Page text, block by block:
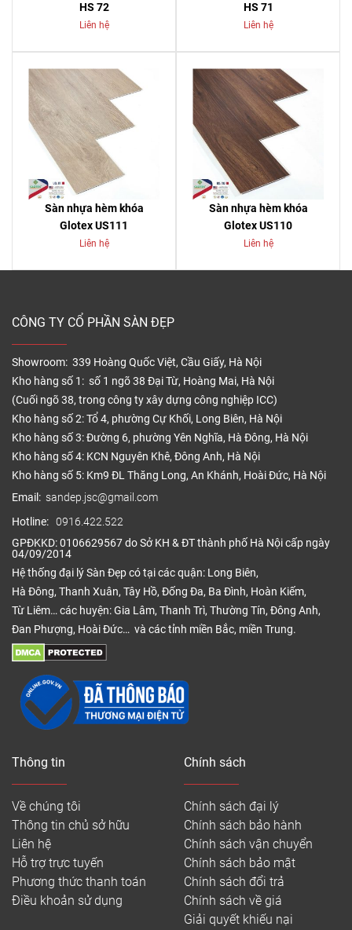
HS 72
Liên hệ
HS 71
Liên hệ
Sàn nhựa hèm khóa
Glotex US111
Liên hệ
Sàn nhựa hèm khóa
Glotex US110
Liên hệ
CÔNG TY CỔ PHẦN SÀN ĐẸP
Showroom: 339 Hoàng Quốc Việt, Cầu Giấy, Hà Nội
Kho hàng số 1: số 1 ngõ 38 Đại Từ, Hoàng Mai, Hà Nội
(Cuối ngõ 38, trong công ty xây dựng công nghiệp ICC)
Kho hàng số 2: Tổ 4, phường Cự Khối, Long Biên, Hà Nội
Kho hàng số 3: Đường 6, phường Yên Nghĩa, Hà Đông, Hà Nội
Kho hàng số 4: KCN Nguyên Khê, Đông Anh, Hà Nội
Kho hàng số 5: Km9 ĐL Thăng Long, An Khánh, Hoài Đức, Hà Nội
Email: sandep.jsc@gmail.com
Hotline: 0916.422.522
GPĐKKD: 0106629567 do Sở KH & ĐT thành phố Hà Nội cấp ngày
04/09/2014
Hệ thống đại lý Sàn Đẹp có tại các quận: Long Biên,
Hà Đông, Thanh Xuân, Tây Hồ, Đống Đa, Ba Đình, Hoàn Kiếm,
Từ Liêm… các huyện: Gia Lâm, Thanh Trì, Thường Tín, Đông Anh,
Đan Phượng, Hoài Đức… và các tỉnh miền Bắc, miền Trung.
Thông tin
Về chúng tôi
Thông tin chủ sở hữu
Liên hệ
Hỗ trợ trực tuyến
Phương thức thanh toán
Điều khoản sử dụng
Chính sách
Chính sách đại lý
Chính sách bảo hành
Chính sách vận chuyển
Chính sách bảo mật
Chính sách đổi trả
Chính sách về giá
Giải quyết khiếu nại